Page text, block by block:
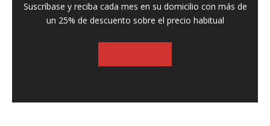
Suscríbase y reciba cada mes en su domicilio con más de
un 25% de descuento sobre el precio habitual